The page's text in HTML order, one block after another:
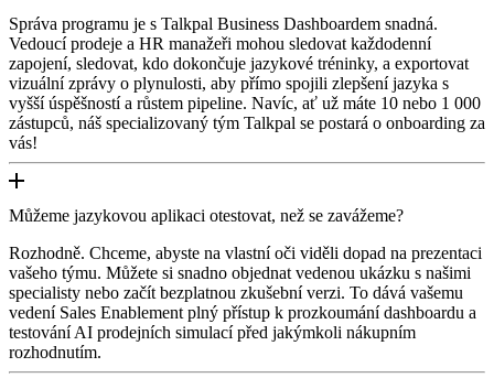
Správa programu je s Talkpal Business Dashboardem snadná.
Vedoucí prodeje a HR manažeři mohou sledovat každodenní
zapojení, sledovat, kdo dokončuje jazykové tréninky, a exportovat
vizuální zprávy o plynulosti, aby přímo spojili zlepšení jazyka s
vyšší úspěšností a růstem pipeline. Navíc, ať už máte 10 nebo 1 000
zástupců, náš specializovaný tým Talkpal se postará o onboarding za
vás!
Můžeme jazykovou aplikaci otestovat, než se zavážeme?
Rozhodně. Chceme, abyste na vlastní oči viděli dopad na prezentaci
vašeho týmu. Můžete si snadno objednat vedenou ukázku s našimi
specialisty nebo začít bezplatnou zkušební verzi. To dává vašemu
vedení Sales Enablement plný přístup k prozkoumání dashboardu a
testování AI prodejních simulací před jakýmkoli nákupním
rozhodnutím.